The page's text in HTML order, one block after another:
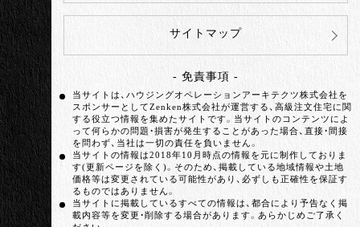
サイトマップ
- 免責事項 -
当サイトは、ハウジングオペレーションアーキテクツ株式会社を
スポンサーとしてZenken株式会社が運営する、高級注文住宅に関
する役立つ情報を集めたサイトです。当サイトのコンテンツによ
って何らかの問題・損害が発生することがあった場合、直接・間接
を問わず、当社は一切の責任を負いません。
当サイトの情報は2018年10月時点の情報を元に制作しておりま
す(更新ページを除く)。そのため、掲載している地域情報や土地
価格等は変更されている可能性があり、必ずしも正確性を保証す
るものではありません。
当サイトに掲載しているすべての情報は、都合により予告なく掲
載内容等を変更・削除する場合があります。あらかじめご了承く